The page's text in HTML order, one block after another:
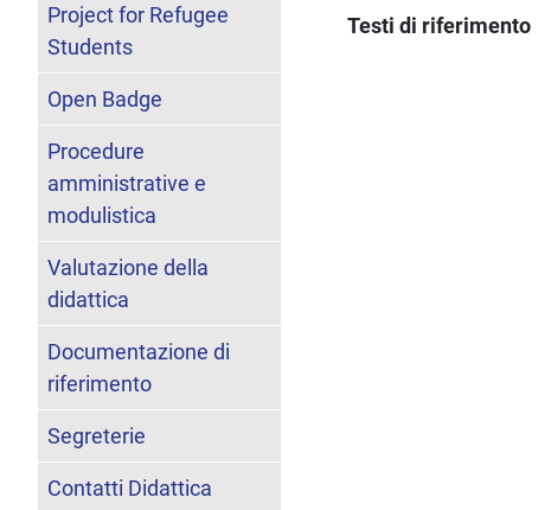
Testi di riferimento
Project for Refugee
Students
Open Badge
Procedure
amministrative e
modulistica
Valutazione della
didattica
Documentazione di
riferimento
Segreterie
Contatti Didattica